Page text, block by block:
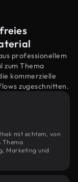
professionellem
zum Thema
kommerzielle
zugeschnitten.
mit echtem, von
Thema
Marketing und